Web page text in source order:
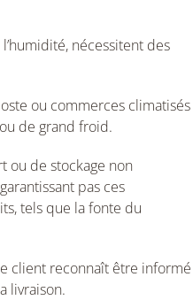
nécessitent des
ou commerces climatisés
de grand froid.
ou de stockage non
pas ces
tels que la fonte du
client reconnaît être informé
livraison.